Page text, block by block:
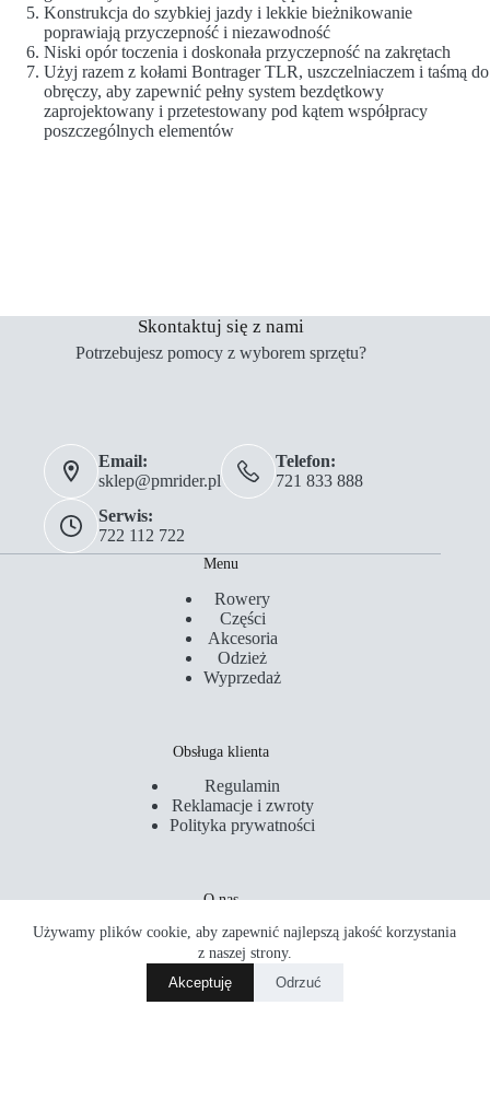
Używamy plików cookie, aby zapewnić najlepszą jakość korzystania
z naszej strony.
Akceptuję
Odrzuć
Konstrukcja do szybkiej jazdy i lekkie bieżnikowanie
poprawiają przyczepność i niezawodność
Niski opór toczenia i doskonała przyczepność na zakrętach
Użyj razem z kołami Bontrager TLR, uszczelniaczem i taśmą do
obręczy, aby zapewnić pełny system bezdętkowy
zaprojektowany i przetestowany pod kątem współpracy
poszczególnych elementów
Skontaktuj się z nami
Potrzebujesz pomocy z wyborem sprzętu?
Email:
sklep@pmrider.pl
Telefon:
721 833 888
Serwis:
722 112 722
Menu
Rowery
Części
Akcesoria
Odzież
Wyprzedaż
Obsługa klienta
Regulamin
Reklamacje i zwroty
Polityka prywatności
O nas
Kontakt
Serwis
Sklepy
Akademia RowerowaWybierz opcje